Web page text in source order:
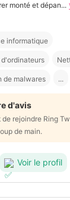
monté et dépan...
informatique
de malwares ...
d'avis
rejoindre Ring
de main.
Voir le profil